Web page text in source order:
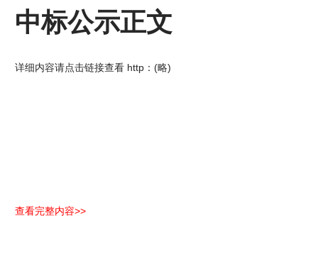
中标公示正文
详细内容请点击链接查看 http：(略)
查看完整内容>>